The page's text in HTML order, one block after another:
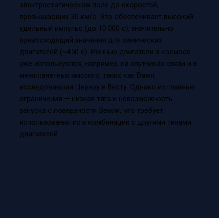
электростатическом поле до скоростей,
превышающих 30 км/с. Это обеспечивает высокий
удельный импульс (до 10 000 с), значительно
превосходящий значения для химических
двигателей (~450 с). Ионные двигатели в космосе
уже используются, например, на спутниках связи и в
межпланетных миссиях, таких как Dawn,
исследовавшая Цереру и Весту. Однако их главные
ограничения — низкая тяга и невозможность
запуска с поверхности Земли, что требует
использования их в комбинации с другими типами
двигателей.